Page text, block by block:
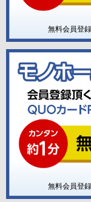
無料会員登
無料会員登